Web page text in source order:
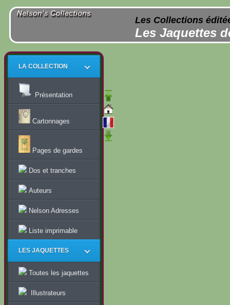
Les Collections
Les Jaquettes
LA COLLECTION
Présentation
Cartonnages
Pages de gardes
Dos et tranches
Auteurs
Nelson Adresses
Liste imprimable
LES JAQUETTES
Toutes les jaquettes
Illustrateurs